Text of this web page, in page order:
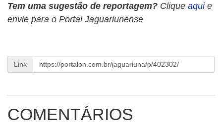
Tem uma sugestão de reportagem? Clique aqui e
envie para o Portal Jaguariunense
Link
COMENTÁRIOS